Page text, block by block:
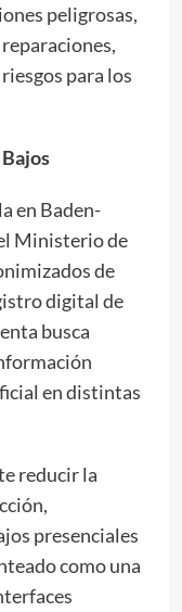
peligrosas,
para los
en Baden-
Ministerio de
de
digital de
busca
en distintas
reducir la
presenciales
como una